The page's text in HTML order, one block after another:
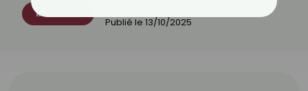
RECETTES
Publié le 13/10/2025